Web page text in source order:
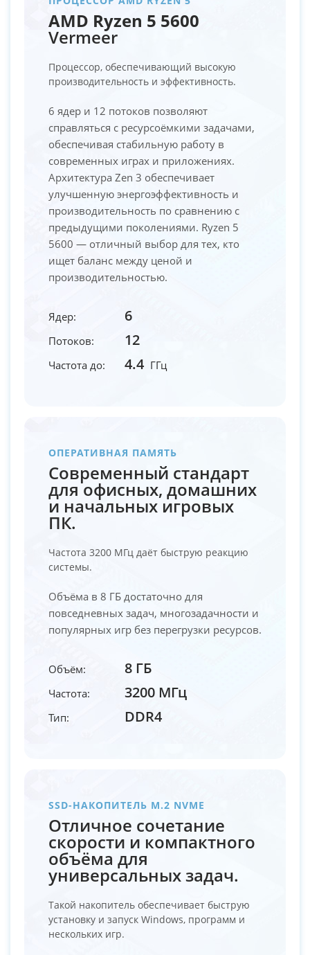
AMD Ryzen 5 5600
Vermeer
Процессор, обеспечивающий высокую
производительность и эффективность.
6 ядер и 12 потоков позволяют
справляться с ресурсоёмкими задачами,
обеспечивая стабильную работу в
современных играх и приложениях.
Архитектура Zen 3 обеспечивает
улучшенную энергоэффективность и
производительность по сравнению с
предыдущими поколениями. Ryzen 5
5600 — отличный выбор для тех, кто
ищет баланс между ценой и
производительностью.
Ядер: 6
Потоков: 12
Частота до: 4.4 ГГц
ОПЕРАТИВНАЯ ПАМЯТЬ
Современный стандарт
для офисных, домашних
и начальных игровых
ПК.
Частота 3200 МГц даёт быструю реакцию
системы.
Объёма в 8 ГБ достаточно для
повседневных задач, многозадачности и
популярных игр без перегрузки ресурсов.
Объём: 8 ГБ
Частота: 3200 МГц
Тип: DDR4
SSD-НАКОПИТЕЛЬ M.2 NVME
Отличное сочетание
скорости и компактного
объёма для
универсальных задач.
Такой накопитель обеспечивает быструю
установку и запуск Windows, программ и
нескольких игр.